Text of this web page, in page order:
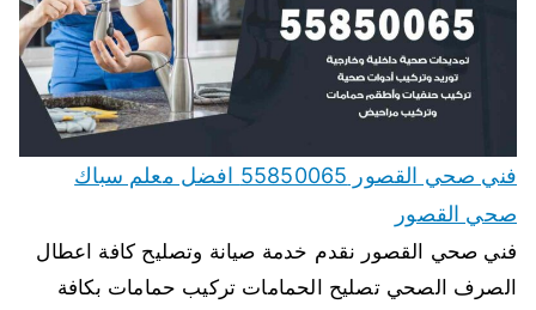
فني صحي القصور 55850065 افضل معلم سباك
صحي القصور
فني صحي القصور نقدم خدمة صيانة وتصليح كافة اعطال
الصرف الصحي تصليح الحمامات تركيب حمامات بكافة